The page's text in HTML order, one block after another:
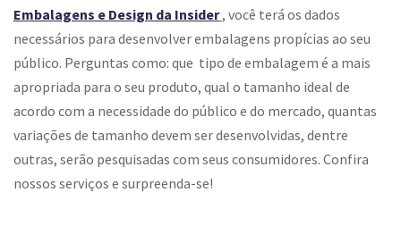
Embalagens e Design da Insider , você terá os dados
necessários para desenvolver embalagens propícias ao seu
público. Perguntas como: que tipo de embalagem é a mais
apropriada para o seu produto, qual o tamanho ideal de
acordo com a necessidade do público e do mercado, quantas
variações de tamanho devem ser desenvolvidas, dentre
outras, serão pesquisadas com seus consumidores. Confira
nossos serviços e surpreenda-se!